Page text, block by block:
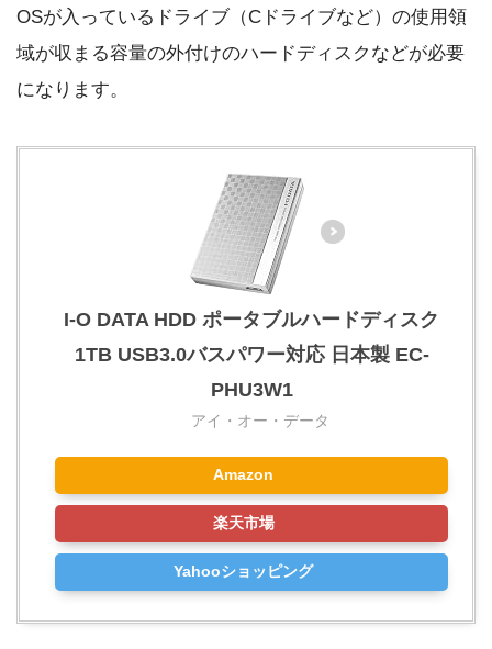
OSが入っているドライブ（Cドライブなど）の使用領
域が収まる容量の外付けのハードディスクなどが必要
になります。
I-O DATA HDD ポータブルハードディスク
1TB USB3.0バスパワー対応 日本製 EC-
PHU3W1
アイ・オー・データ
Amazon
楽天市場
Yahooショッピング